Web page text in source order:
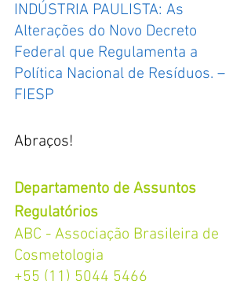
INDÚSTRIA PAULISTA: As
Alterações do Novo Decreto
Federal que Regulamenta a
Política Nacional de Resíduos. –
FIESP
Abraços!
Departamento de Assuntos
Regulatórios
ABC - Associação Brasileira de
Cosmetologia